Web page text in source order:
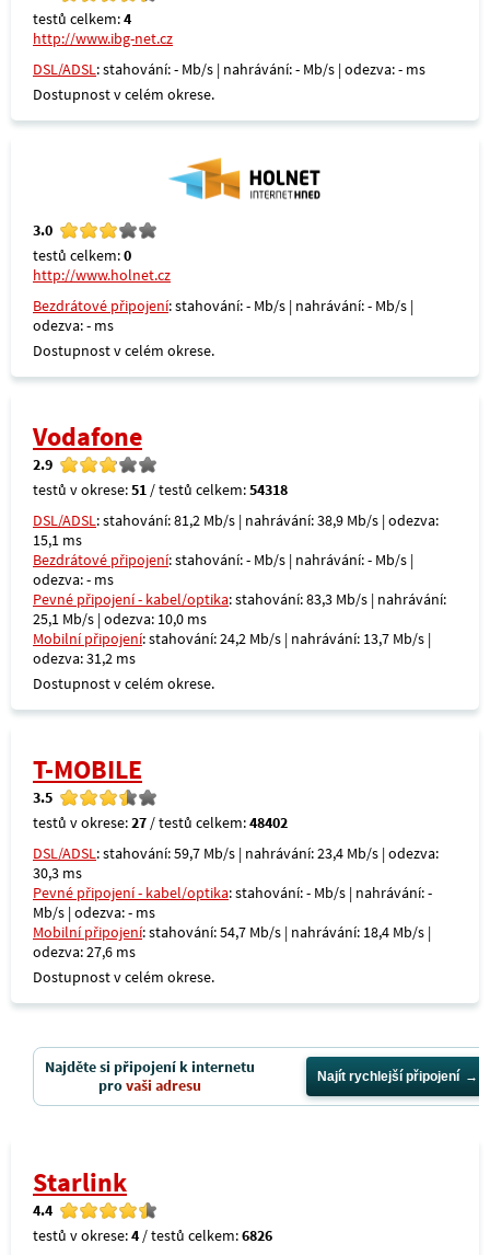
testů celkem:4
http://www.ibg-net.cz
DSL/ADSL: stahování: - Mb/s | nahrávání: - Mb/s | odezva: - ms
Dostupnost v celém okrese.
3.0
testů celkem:0
http://www.holnet.cz
Bezdrátové připojení: stahování: - Mb/s | nahrávání: - Mb/s |
odezva: - ms
Dostupnost v celém okrese.
Vodafone
2.9
testů v okrese:51 / testů celkem:54318
DSL/ADSL: stahování: 81,2 Mb/s | nahrávání: 38,9 Mb/s | odezva:
15,1 ms
Bezdrátové připojení: stahování: - Mb/s | nahrávání: - Mb/s |
odezva: - ms
Pevné připojení - kabel/optika: stahování: 83,3 Mb/s | nahrávání:
25,1 Mb/s | odezva: 10,0 ms
Mobilní připojení: stahování: 24,2 Mb/s | nahrávání: 13,7 Mb/s |
odezva: 31,2 ms
Dostupnost v celém okrese.
T-MOBILE
3.5
testů v okrese:27 / testů celkem:48402
DSL/ADSL: stahování: 59,7 Mb/s | nahrávání: 23,4 Mb/s | odezva:
30,3 ms
Pevné připojení - kabel/optika: stahování: - Mb/s | nahrávání: -
Mb/s | odezva: - ms
Mobilní připojení: stahování: 54,7 Mb/s | nahrávání: 18,4 Mb/s |
odezva: 27,6 ms
Dostupnost v celém okrese.
Najděte si připojení k internetu
provaši adresu Najít rychlejší připojení
Starlink
4.4
testů v okrese:4 / testů celkem:6826